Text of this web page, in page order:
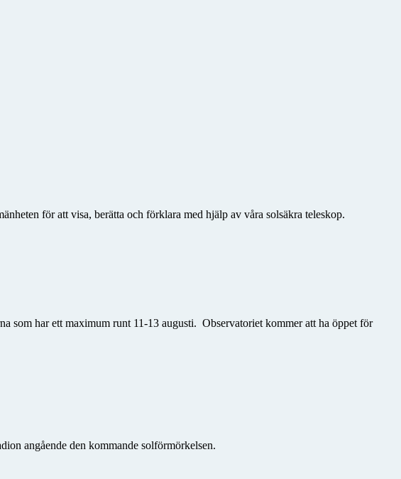
för att visa, berätta och förklara med hjälp av våra solsäkra teleskop.
som har ett maximum runt 11-13 augusti. Observatoriet kommer att ha öppet för
angående den kommande solförmörkelsen.